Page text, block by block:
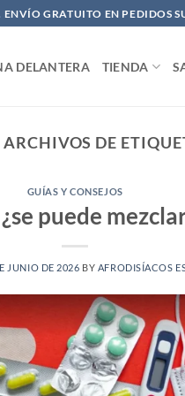
GRATUITO EN PEDIDOS
DELANTERA TIENDA
ARCHIVOS DE
GUÍAS Y CONSEJOS
puede
JUNIO DE 2026 BY AFRODISÍACOS